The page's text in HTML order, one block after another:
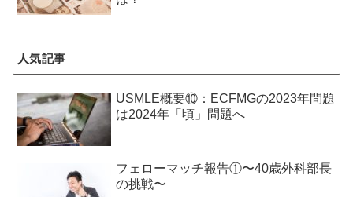
人気記事
USMLE概要⑩：ECFMGの2023年問題
は2024年「頃」問題へ
フェローマッチ報告①〜40歳外科部長
の挑戦〜